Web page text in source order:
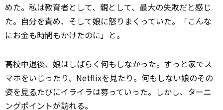
めた。私は教育者として、親として、最大の失敗だと感じ
た。自分を責め、そして娘に怒りまくっていた。「こんな
にお金も時間もかけたのに」と。
高校中退後、娘はしばらく何もしなかった。ずっと家でス
マホをいじったり、Netflixを見たり。何もしない娘のその
姿を見るたびにイライラは募っていった。――しかし、ターニ
ングポイントが訪れる。